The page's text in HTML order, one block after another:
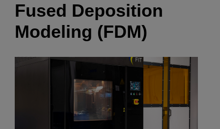
Fused Deposition
Modeling (FDM)